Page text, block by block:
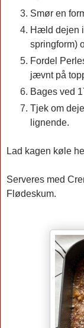
Smør en
Hæld dejen i
springform)
Fordel
jævnt på
Bages ved
Tjek om
lignende.
Lad kagen køle
Serveres med
Flødeskum.